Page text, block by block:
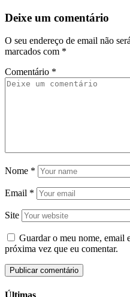
Deixe um comentário
O seu endereço de email não
marcados com *
Comentário *
Nome *
Email *
Site
Guardar o meu nome, email
próxima vez que eu comentar.
Últimas